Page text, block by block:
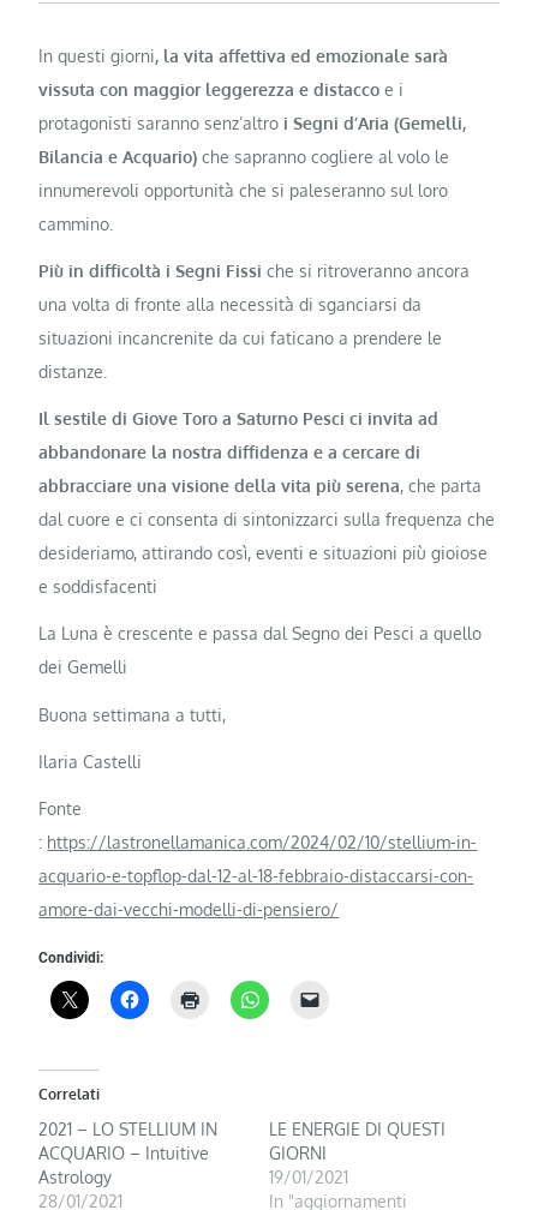
In questi giorni, la vita affettiva ed emozionale sarà
vissuta con maggior leggerezza e distacco e i
protagonisti saranno senz’altro i Segni d’Aria (Gemelli,
Bilancia e Acquario) che sapranno cogliere al volo le
innumerevoli opportunità che si paleseranno sul loro
cammino.
Più in difficoltà i Segni Fissi che si ritroveranno ancora
una volta di fronte alla necessità di sganciarsi da
situazioni incancrenite da cui faticano a prendere le
distanze.
Il sestile di Giove Toro a Saturno Pesci ci invita ad
abbandonare la nostra diffidenza e a cercare di
abbracciare una visione della vita più serena, che parta
dal cuore e ci consenta di sintonizzarci sulla frequenza che
desideriamo, attirando così, eventi e situazioni più gioiose
e soddisfacenti
La Luna è crescente e passa dal Segno dei Pesci a quello
dei Gemelli
Buona settimana a tutti,
Ilaria Castelli
Fonte
: https://lastronellamanica.com/2024/02/10/stellium-in-
acquario-e-topflop-dal-12-al-18-febbraio-distaccarsi-con-
amore-dai-vecchi-modelli-di-pensiero/
Condividi:
Correlati
2021 – LO STELLIUM IN
ACQUARIO – Intuitive
Astrology
28/01/2021
LE ENERGIE DI QUESTI
GIORNI
19/01/2021
In "aggiornamenti